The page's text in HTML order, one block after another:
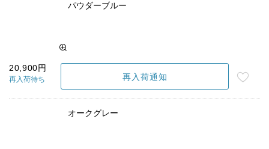
パウダーブルー
20,900円
再入荷待ち 再入荷通知
オークグレー